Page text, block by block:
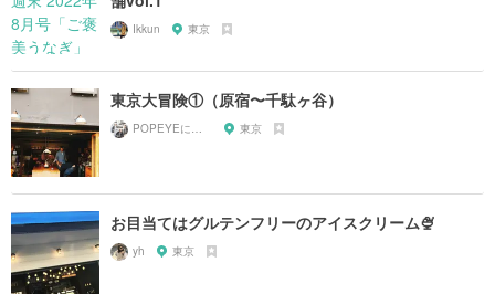
Ikkun 東京
東京大冒険①（原宿〜千駄ヶ谷）
POPEYEに掲載されたお店 東京
お目当てはグルテンフリーのアイスクリーム🍨
yh 東京